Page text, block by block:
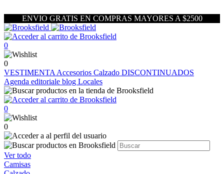
ENVIO GRATIS EN COMPRAS MAYORES A $2500
0
0
VESTIMENTA Accesorios Calzado DISCONTINUADOS
Agenda editoriale blog Locales
0
0
Ver todo
Camisas